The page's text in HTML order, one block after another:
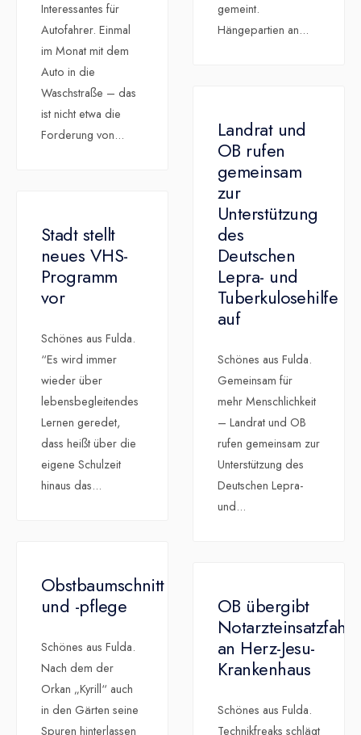
gemeint.
Hängepartien an...
Interessantes für
Autofahrer. Einmal
im Monat mit dem
Auto in die
Waschstraße – das
ist nicht etwa die
Forderung von...
Landrat und
OB rufen
gemeinsam
zur
Unterstützung
des
Deutschen
Lepra- und
Tuberkulosehilfe
auf
Schönes aus Fulda.
Gemeinsam für
mehr Menschlichkeit
– Landrat und OB
rufen gemeinsam zur
Unterstützung des
Deutschen Lepra-
und...
Stadt stellt
neues VHS-
Programm
vor
Schönes aus Fulda.
“Es wird immer
wieder über
lebensbegleitendes
Lernen geredet,
dass heißt über die
eigene Schulzeit
hinaus das...
Obstbaumschnitt
und -pflege
Schönes aus Fulda.
Nach dem der
Orkan „Kyrill“ auch
in den Gärten seine
Spuren hinterlassen
OB übergibt
an Herz-Jesu-
Krankenhaus
Schönes aus Fulda.
Technikfreaks schlägt